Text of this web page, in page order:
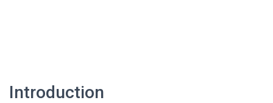
Introduction